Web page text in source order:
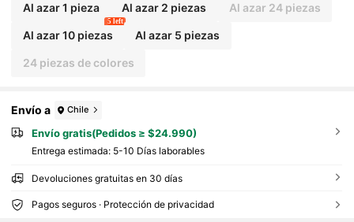
Al azar 1 pieza Al azar 2 piezas Al azar 24 piezas
Al azar 10 piezas
5 left
Al azar 5 piezas
24 piezas de colores
Envío a Chile
Envío gratis(Pedidos ≥ $24.990)
Entrega estimada: 5-10 Días laborables
Devoluciones gratuitas en 30 días
Pagos seguros · Protección de privacidad